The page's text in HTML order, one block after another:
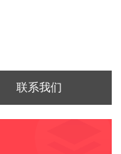
联系我们